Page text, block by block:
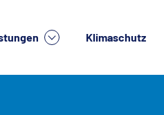
Klimaschutz